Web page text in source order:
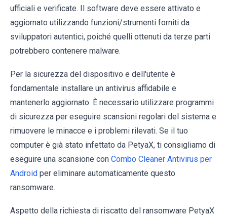
ufficiali e verificate. Il software deve essere attivato e
aggiornato utilizzando funzioni/strumenti forniti da
sviluppatori autentici, poiché quelli ottenuti da terze parti
potrebbero contenere malware.
Per la sicurezza del dispositivo e dell'utente è
fondamentale installare un antivirus affidabile e
mantenerlo aggiornato. È necessario utilizzare programmi
di sicurezza per eseguire scansioni regolari del sistema e
rimuovere le minacce e i problemi rilevati. Se il tuo
computer è già stato infettato da PetyaX, ti consigliamo di
eseguire una scansione con Combo Cleaner Antivirus per
Android per eliminare automaticamente questo
ransomware.
Aspetto della richiesta di riscatto del ransomware PetyaX